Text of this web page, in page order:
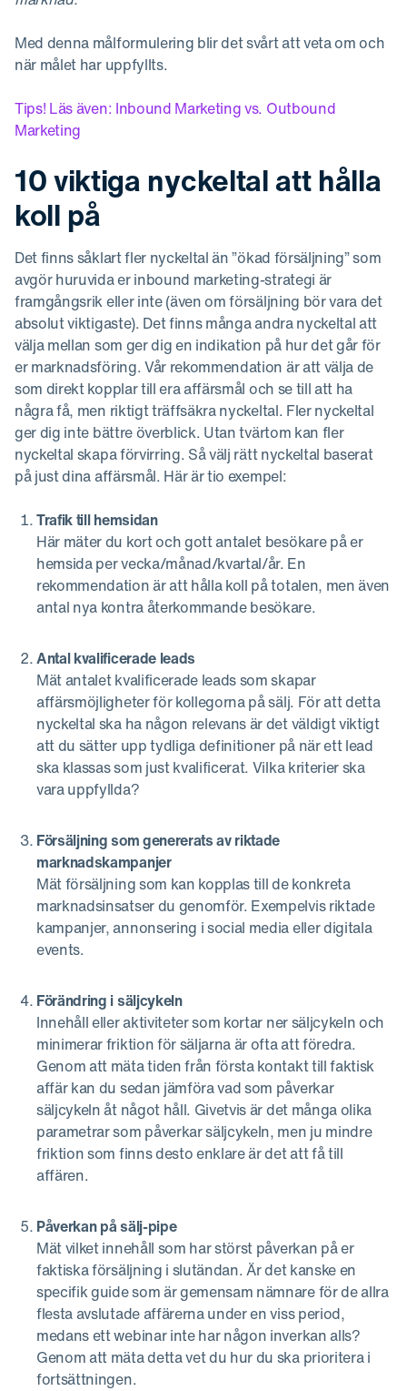
Med denna målformulering blir det svårt att veta om och
när målet har uppfyllts.
Tips! Läs även: Inbound Marketing vs. Outbound
Marketing
10 viktiga nyckeltal att hålla
koll på
Det finns såklart fler nyckeltal än ”ökad försäljning” som
avgör huruvida er inbound marketing-strategi är
framgångsrik eller inte (även om försäljning bör vara det
absolut viktigaste). Det finns många andra nyckeltal att
välja mellan som ger dig en indikation på hur det går för
er marknadsföring. Vår rekommendation är att välja de
som direkt kopplar till era affärsmål och se till att ha
några få, men riktigt träffsäkra nyckeltal. Fler nyckeltal
ger dig inte bättre överblick. Utan tvärtom kan fler
nyckeltal skapa förvirring. Så välj rätt nyckeltal baserat
på just dina affärsmål. Här är tio exempel:
Trafik till hemsidan
Här mäter du kort och gott antalet besökare på er
hemsida per vecka/månad/kvartal/år. En
rekommendation är att hålla koll på totalen, men även
antal nya kontra återkommande besökare.
Antal kvalificerade leads
Mät antalet kvalificerade leads som skapar
affärsmöjligheter för kollegorna på sälj. För att detta
nyckeltal ska ha någon relevans är det väldigt viktigt
att du sätter upp tydliga definitioner på när ett lead
ska klassas som just kvalificerat. Vilka kriterier ska
vara uppfyllda?
Försäljning som genererats av riktade
marknadskampanjer
Mät försäljning som kan kopplas till de konkreta
marknadsinsatser du genomför. Exempelvis riktade
kampanjer, annonsering i social media eller digitala
events.
Förändring i säljcykeln
Innehåll eller aktiviteter som kortar ner säljcykeln och
minimerar friktion för säljarna är ofta att föredra.
Genom att mäta tiden från första kontakt till faktisk
affär kan du sedan jämföra vad som påverkar
säljcykeln åt något håll. Givetvis är det många olika
parametrar som påverkar säljcykeln, men ju mindre
friktion som finns desto enklare är det att få till
affären.
Påverkan på sälj-pipe
Mät vilket innehåll som har störst påverkan på er
faktiska försäljning i slutändan. Är det kanske en
specifik guide som är gemensam nämnare för de allra
flesta avslutade affärerna under en viss period,
medans ett webinar inte har någon inverkan alls?
Genom att mäta detta vet du hur du ska prioritera i
fortsättningen.